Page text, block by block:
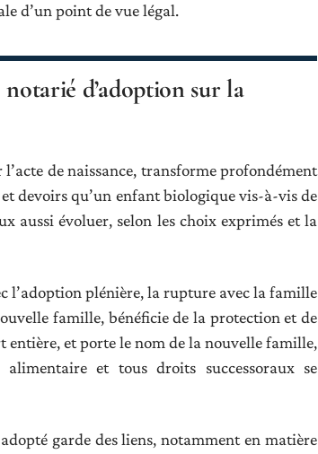
d’un point de vue légal.
d’adoption sur la
de naissance, transforme profondément
devoirs qu’un enfant biologique vis-à-vis de
aussi évoluer, selon les choix exprimés et la
l’adoption plénière, la rupture avec la famille
famille, bénéficie de la protection et de
et porte le nom de la nouvelle famille,
et tous droits successoraux se
garde des liens, notamment en matière